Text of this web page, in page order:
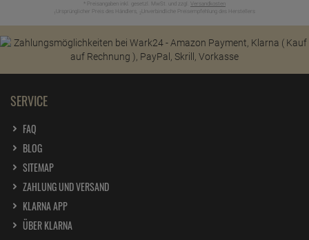
* Preisangaben inkl. gesetzl. MwSt. und zzgl. Versandkosten
Ursprünglicher Preis des Händlers, Unverbindliche Preisempfehlung des Herstellers
SERVICE
FAQ
BLOG
SITEMAP
ZAHLUNG UND VERSAND
KLARNA APP
ÜBER KLARNA